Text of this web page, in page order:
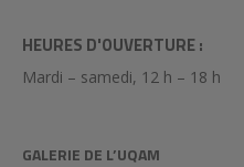
HEURES D'OUVERTURE :
Mardi – samedi, 12 h – 18 h
GALERIE DE L’UQAM